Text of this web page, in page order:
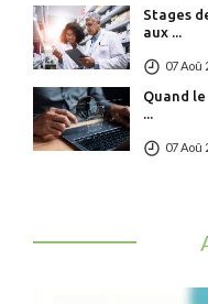
Stages
07 Aoû
Quand
07 Aoû